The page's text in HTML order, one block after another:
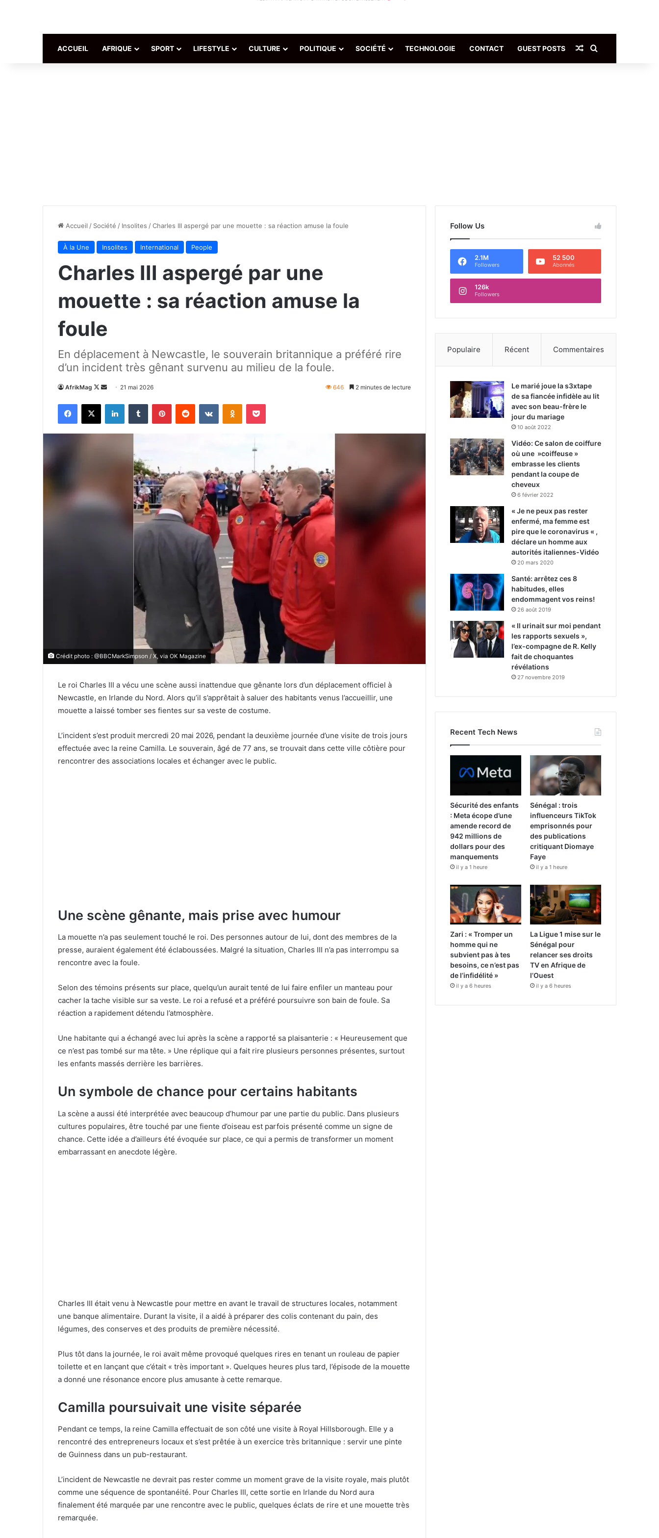
ACCUEIL AFRIQUE SPORT LIFESTYLE CULTURE POLITIQUE SOCIÉTÉ TECHNOLOGIE CONTACT GUEST POSTS Article Aléatoire
Accueil / Société / Insolites /Charles III aspergé par une mouette : sa réaction amuse la foule
À la Une Insolites International People
Charles III aspergé par une
mouette : sa réaction amuse la
foule
En déplacement à Newcastle, le souverain britannique a préféré rire
d’un incident très gênant survenu au milieu de la foule.
AfrikMag
Follow
Envoyer
courriel
21 mai 2026 646 2 minutes de lecture
Facebook
X LinkedinTumblr PinterestReddit VKontakteOdnoklassniki
Pocket
Crédit photo : @BBCMarkSimpson / X, via OK Magazine
Le roi Charles III a vécu une scène aussi inattendue que gênante lors d’un déplacement officiel à
Newcastle, en Irlande du Nord. Alors qu’il s’apprêtait à saluer des habitants venus l’accueillir, une
mouette a laissé tomber ses fientes sur sa veste de costume.
L’incident s’est produit mercredi 20 mai 2026, pendant la deuxième journée d’une visite de trois jours
effectuée avec la reine Camilla. Le souverain, âgé de 77 ans, se trouvait dans cette ville côtière pour
rencontrer des associations locales et échanger avec le public.
Une scène gênante, mais prise avec humour
La mouette n’a pas seulement touché le roi. Des personnes autour de lui, dont des membres de la
presse, auraient également été éclaboussées. Malgré la situation, Charles III n’a pas interrompu sa
rencontre avec la foule.
Selon des témoins présents sur place, quelqu’un aurait tenté de lui faire enfiler un manteau pour
cacher la tache visible sur sa veste. Le roi a refusé et a préféré poursuivre son bain de foule. Sa
réaction a rapidement détendu l’atmosphère.
Une habitante qui a échangé avec lui après la scène a rapporté sa plaisanterie : « Heureusement que
ce n’est pas tombé sur ma tête. » Une réplique qui a fait rire plusieurs personnes présentes, surtout
les enfants massés derrière les barrières.
Un symbole de chance pour certains habitants
La scène a aussi été interprétée avec beaucoup d’humour par une partie du public. Dans plusieurs
cultures populaires, être touché par une fiente d’oiseau est parfois présenté comme un signe de
chance. Cette idée a d’ailleurs été évoquée sur place, ce qui a permis de transformer un moment
embarrassant en anecdote légère.
Charles III était venu à Newcastle pour mettre en avant le travail de structures locales, notamment
une banque alimentaire. Durant la visite, il a aidé à préparer des colis contenant du pain, des
légumes, des conserves et des produits de première nécessité.
Plus tôt dans la journée, le roi avait même provoqué quelques rires en tenant un rouleau de papier
toilette et en lançant que c’était « très important ». Quelques heures plus tard, l’épisode de la mouette
a donné une résonance encore plus amusante à cette remarque.
Camilla poursuivait une visite séparée
Pendant ce temps, la reine Camilla effectuait de son côté une visite à Royal Hillsborough. Elle y a
rencontré des entrepreneurs locaux et s’est prêtée à un exercice très britannique : servir une pinte
de Guinness dans un pub-restaurant.
L’incident de Newcastle ne devrait pas rester comme un moment grave de la visite royale, mais plutôt
comme une séquence de spontanéité. Pour Charles III, cette sortie en Irlande du Nord aura
finalement été marquée par une rencontre avec le public, quelques éclats de rire et une mouette très
remarquée.
Follow Us
2.1M
Followers
52 500
Abonnés
126k
Followers
Populaire Récent Commentaires
Le marié joue la s3xtape
de sa fiancée infidèle au lit
avec son beau-frère le
jour du mariage
10 août 2022
Vidéo: Ce salon de coiffure
où une »coiffeuse »
embrasse les clients
pendant la coupe de
cheveux
6 février 2022
« Je ne peux pas rester
enfermé, ma femme est
pire que le coronavirus « ,
déclare un homme aux
autorités italiennes-Vidéo
20 mars 2020
Santé: arrêtez ces 8
habitudes, elles
endommagent vos reins!
26 août 2019
« Il urinait sur moi pendant
les rapports sexuels »,
l’ex-compagne de R. Kelly
fait de choquantes
révélations
27 novembre 2019
Recent Tech News
Sécurité des enfants
: Meta écope d’une
amende record de
942 millions de
dollars pour des
manquements
il y a 1 heure
Sénégal : trois
influenceurs TikTok
emprisonnés pour
des publications
critiquant Diomaye
Faye
il y a 1 heure
Zari : « Tromper un
homme qui ne
subvient pas à tes
besoins, ce n’est pas
de l’infidélité »
il y a 6 heures
La Ligue 1 mise sur le
Sénégal pour
relancer ses droits
TV en Afrique de
l’Ouest
il y a 6 heures